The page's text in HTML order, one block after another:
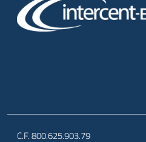
C.F. 800.625.903.79